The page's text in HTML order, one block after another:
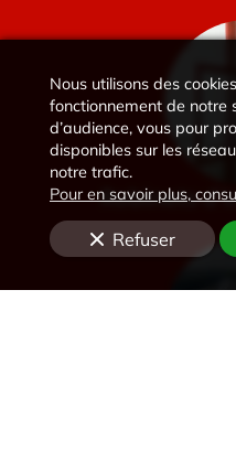
Robinets
Nous utilisons des
fonctionnement de notre
d’audience, vous pour
disponibles sur les
notre trafic.
Pour en savoir plus,
Refuser